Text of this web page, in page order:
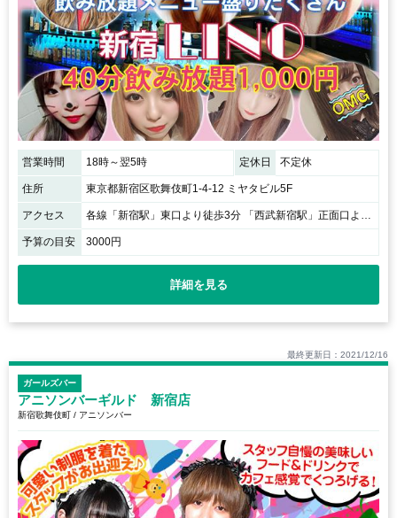
営業時間 18時～翌5時 定休日 不定休
住所 東京都新宿区歌舞伎町1-4-12 ミヤタビル5F
アクセス 各線「新宿駅」東口より徒歩3分 「西武新宿駅」正面口より徒歩3分
予算の目安 3000円
詳細を見る
最終更新日：2021/12/16
ガールズバー
アニソンバーギルド 新宿店
新宿歌舞伎町 / アニソンバー